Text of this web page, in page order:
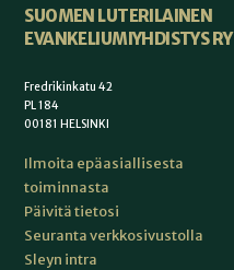
SUOMEN LUTERILAINEN
EVANKELIUMIYHDISTYS RY
Fredrikinkatu 42
PL 184
00181 HELSINKI
Ilmoita epäasiallisesta
toiminnasta
Päivitä tietosi
Seuranta verkkosivustolla
Sleyn intra